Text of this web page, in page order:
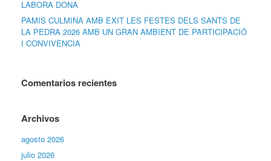
LABORA DONA
PAMIS CULMINA AMB ÈXIT LES FESTES DELS SANTS DE
LA PEDRA 2026 AMB UN GRAN AMBIENT DE PARTICIPACIÓ
I CONVIVÈNCIA
Comentarios recientes
Archivos
agosto 2026
julio 2026